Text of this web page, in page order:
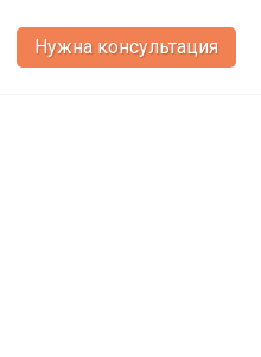
Нужна консультация